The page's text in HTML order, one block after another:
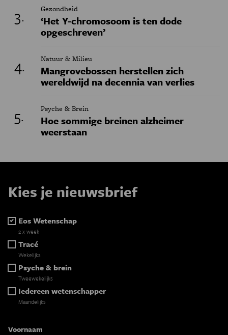
Gezondheid
‘Het Y-chromosoom is ten dode
opgeschreven’
Natuur & Milieu
Mangrovebossen herstellen zich
wereldwijd na decennia van verlies
Psyche & Brein
Hoe sommige breinen alzheimer
weerstaan
Kies je nieuwsbrief
Eos Wetenschap
2 x week
Tracé
Wekelijks
Psyche & brein
Tweewekelijks
Iedereen wetenschapper
Maandelijks
Voornaam